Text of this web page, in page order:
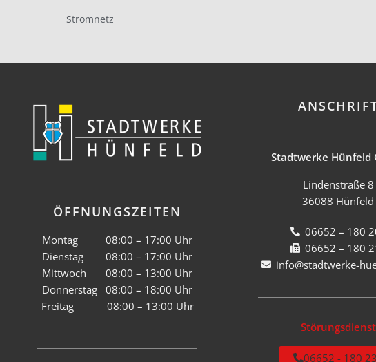
Stromnetz
ÖFFNUNGSZEITEN
Montag 08:00 – 17:00 Uhr
Dienstag 08:00 – 17:00 Uhr
Mittwoch 08:00 – 13:00 Uhr
Donnerstag 08:00 – 18:00 Uhr
Freitag 08:00 – 13:00 Uhr
Stadtwerke Hünfeld
Lindenstraße 8
36088 Hünfeld
06652 – 180
06652 – 180
info@stadtwerke-
Störungsdienst
06652 - 180